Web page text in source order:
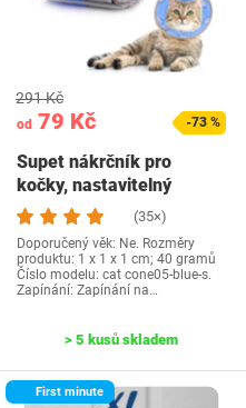
od 79 Kč
291 Kč
-73 %
Supet nákrčník pro
kočky, nastavitelný
nákrčník obojek pro…
(35×)
Doporučený věk: Ne. Rozměry
produktu: 1 x 1 x 1 cm; 40 gramů
Číslo modelu: cat cone05-blue-s.
Zapínání: Zapínání na…
> 5 kusů skladem
First minute